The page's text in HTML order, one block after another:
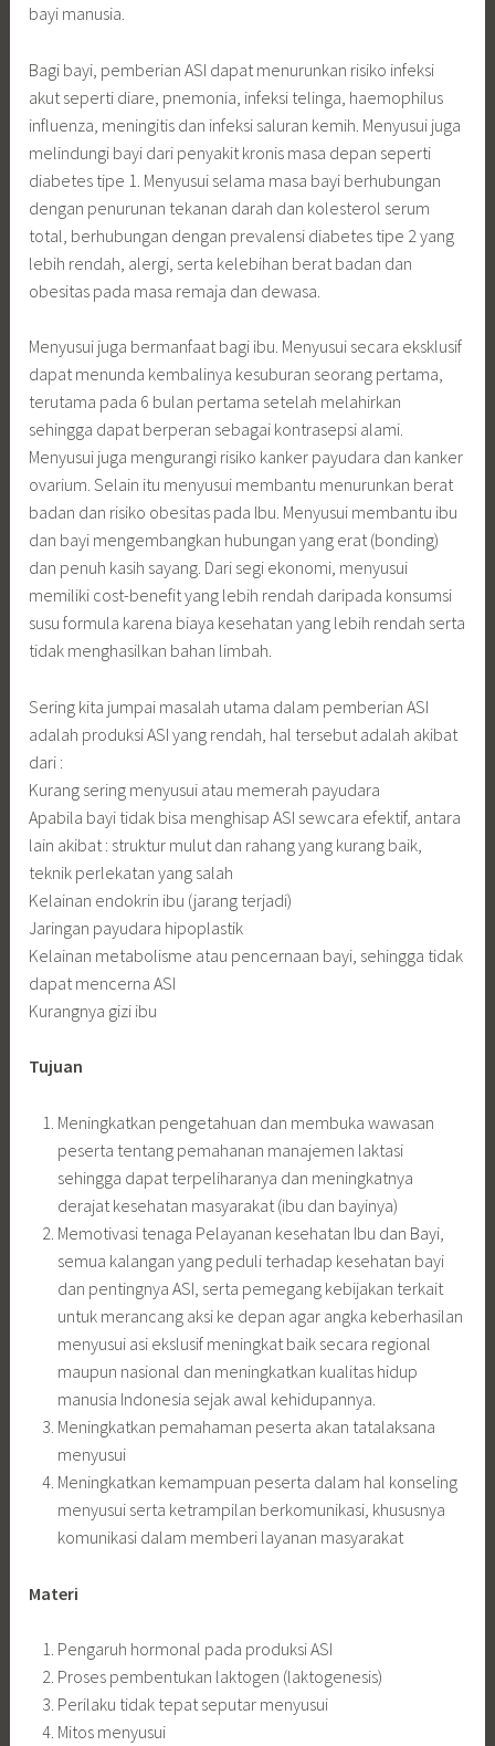
bayi manusia.
Bagi bayi, pemberian ASI dapat menurunkan risiko infeksi
akut seperti diare, pnemonia, infeksi telinga, haemophilus
influenza, meningitis dan infeksi saluran kemih. Menyusui juga
melindungi bayi dari penyakit kronis masa depan seperti
diabetes tipe 1. Menyusui selama masa bayi berhubungan
dengan penurunan tekanan darah dan kolesterol serum
total, berhubungan dengan prevalensi diabetes tipe 2 yang
lebih rendah, alergi, serta kelebihan berat badan dan
obesitas pada masa remaja dan dewasa.
Menyusui juga bermanfaat bagi ibu. Menyusui secara eksklusif
dapat menunda kembalinya kesuburan seorang pertama,
terutama pada 6 bulan pertama setelah melahirkan
sehingga dapat berperan sebagai kontrasepsi alami.
Menyusui juga mengurangi risiko kanker payudara dan kanker
ovarium. Selain itu menyusui membantu menurunkan berat
badan dan risiko obesitas pada Ibu. Menyusui membantu ibu
dan bayi mengembangkan hubungan yang erat (bonding)
dan penuh kasih sayang. Dari segi ekonomi, menyusui
memiliki cost-benefit yang lebih rendah daripada konsumsi
susu formula karena biaya kesehatan yang lebih rendah serta
tidak menghasilkan bahan limbah.
Sering kita jumpai masalah utama dalam pemberian ASI
adalah produksi ASI yang rendah, hal tersebut adalah akibat
dari :
Kurang sering menyusui atau memerah payudara
Apabila bayi tidak bisa menghisap ASI sewcara efektif, antara
lain akibat : struktur mulut dan rahang yang kurang baik,
teknik perlekatan yang salah
Kelainan endokrin ibu (jarang terjadi)
Jaringan payudara hipoplastik
Kelainan metabolisme atau pencernaan bayi, sehingga tidak
dapat mencerna ASI
Kurangnya gizi ibu
Tujuan
Meningkatkan pengetahuan dan membuka wawasan
peserta tentang pemahanan manajemen laktasi
sehingga dapat terpeliharanya dan meningkatnya
derajat kesehatan masyarakat (ibu dan bayinya)
Memotivasi tenaga Pelayanan kesehatan Ibu dan Bayi,
semua kalangan yang peduli terhadap kesehatan bayi
dan pentingnya ASI, serta pemegang kebijakan terkait
untuk merancang aksi ke depan agar angka keberhasilan
menyusui asi ekslusif meningkat baik secara regional
maupun nasional dan meningkatkan kualitas hidup
manusia Indonesia sejak awal kehidupannya.
Meningkatkan pemahaman peserta akan tatalaksana
menyusui
Meningkatkan kemampuan peserta dalam hal konseling
menyusui serta ketrampilan berkomunikasi, khususnya
komunikasi dalam memberi layanan masyarakat
Materi
Pengaruh hormonal pada produksi ASI
Proses pembentukan laktogen (laktogenesis)
Perilaku tidak tepat seputar menyusui
Mitos menyusui